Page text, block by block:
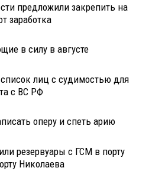
предложили закрепить на
заработка
в силу в августе
лиц с судимостью для
с ВС РФ
оперу и спеть арию
резервуары с ГСМ в порту
Николаева